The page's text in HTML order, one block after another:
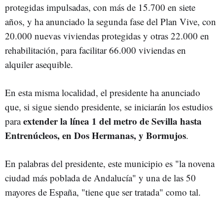
protegidas impulsadas, con más de 15.700 en siete
años, y ha anunciado la segunda fase del Plan Vive, con
20.000 nuevas viviendas protegidas y otras 22.000 en
rehabilitación, para facilitar 66.000 viviendas en
alquiler asequible.
En esta misma localidad, el presidente ha anunciado
que, si sigue siendo presidente, se iniciarán los estudios
paraextender la línea 1 del metro de Sevilla hasta
Entrenúcleos, en Dos Hermanas, y Bormujos.
En palabras del presidente, este municipio es "la novena
ciudad más poblada de Andalucía" y una de las 50
mayores de España, "tiene que ser tratada" como tal.